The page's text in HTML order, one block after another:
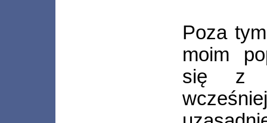
Poza
moim
się z